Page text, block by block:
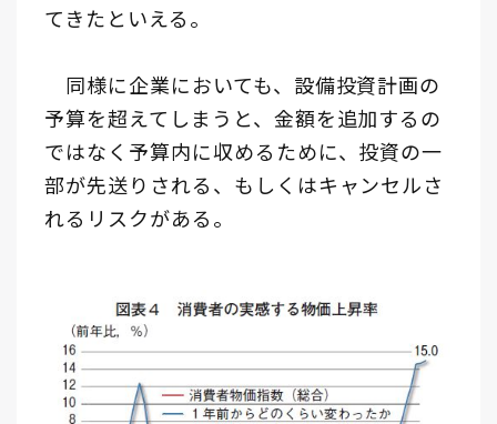
てきたといえる。
同様に企業においても、設備投資計画の
予算を超えてしまうと、金額を追加するの
ではなく予算内に収めるために、投資の一
部が先送りされる、もしくはキャンセルさ
れるリスクがある。